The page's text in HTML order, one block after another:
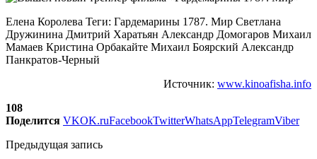
Елена Королева Теги: Гардемарины 1787. Мир Светлана
Дружинина Дмитрий Харатьян Александр Домогаров Михаил
Мамаев Кристина Орбакайте Михаил Боярский Александр
Панкратов-Черный
Источник: www.kinoafisha.info
108
Поделится VKOK.ruFacebookTwitterWhatsAppTelegramViber
Предыдущая запись